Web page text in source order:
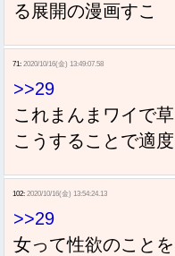
る展開の漫画すこ
71: 2020/10/16(金) 13:49:07.58
>>29
これまんまワイで草
こうすることで適
102: 2020/10/16(金) 13:54:24.13
>>29
女って性欲のこと